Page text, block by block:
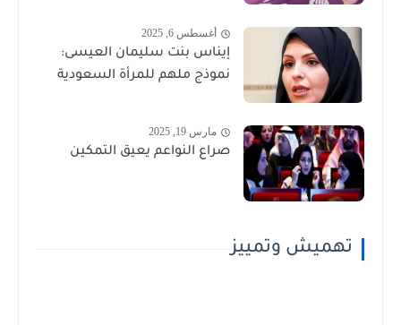
أغسطس 6, 2025
إيناس بنت سليمان العيسى:
نموذج ملهم للمرأة السعودية
مارس 19, 2025
صراع النواعم يعيق التمكين
تهميش وتمييز